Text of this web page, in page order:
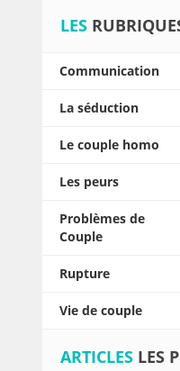
LES
Communication
La séduction
Le couple homo
Les peurs
Problèmes de
Couple
Rupture
Vie de couple
ARTICLESLES